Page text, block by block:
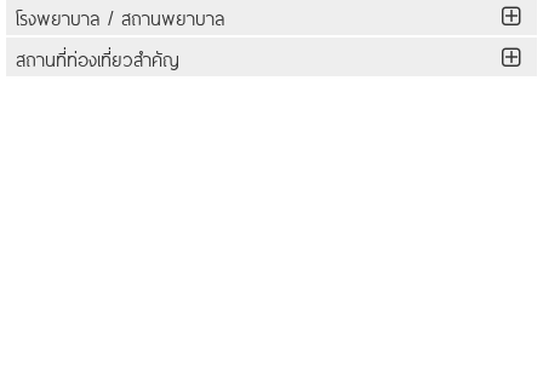
โรงพยาบาล / สถานพยาบาล
สถานที่ท่องเที่ยวสำคัญ